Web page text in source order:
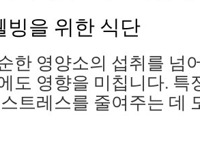
빙을 위한 식단
한 영양소의 섭취를 넘
도 영향을 미칩니다. 특
트레스를 줄여주는 데